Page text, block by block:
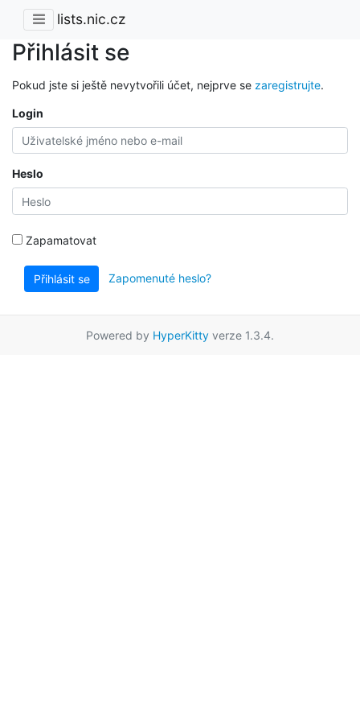
lists.nic.cz
Přihlásit se
Pokud jste si ještě nevytvořili účet, nejprve se zaregistrujte.
Login
Heslo
Zapamatovat
Přihlásit se Zapomenuté heslo?
Powered by HyperKitty verze 1.3.4.